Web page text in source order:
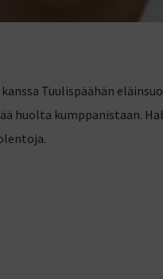
Tuulispäähän
huolta kumppanistaan.